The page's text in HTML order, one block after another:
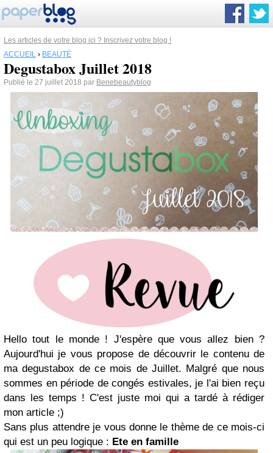
Les articles de votre blog ici ? Inscrivez votre blog !
ACCUEIL › BEAUTÉ
Degustabox Juillet 2018
Publié le 27 juillet 2018 par Benebeautyblog
Hello tout le monde ! J'espère que vous allez bien ?
Aujourd'hui je vous propose de découvrir le contenu de
ma degustabox de ce mois de Juillet. Malgré que nous
sommes en période de congés estivales, je l'ai bien reçu
dans les temps ! C'est juste moi qui a tardé à rédiger
mon article ;)
Sans plus attendre je vous donne le thème de ce mois-ci
qui est un peu logique : Ete en famille